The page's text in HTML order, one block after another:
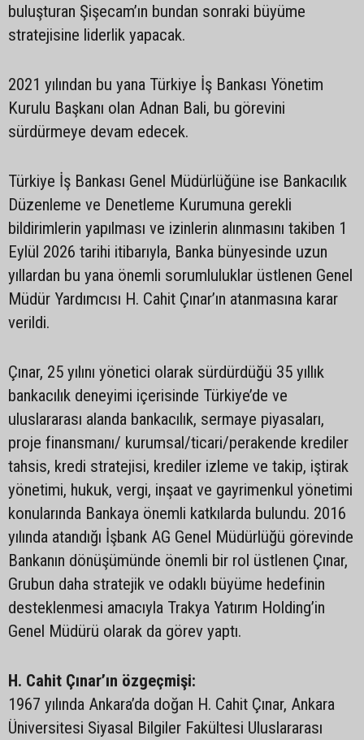
buluşturan Şişecam’ın bundan sonraki büyüme
stratejisine liderlik yapacak.
2021 yılından bu yana Türkiye İş Bankası Yönetim
Kurulu Başkanı olan Adnan Bali, bu görevini
sürdürmeye devam edecek.
Türkiye İş Bankası Genel Müdürlüğüne ise Bankacılık
Düzenleme ve Denetleme Kurumuna gerekli
bildirimlerin yapılması ve izinlerin alınmasını takiben 1
Eylül 2026 tarihi itibarıyla, Banka bünyesinde uzun
yıllardan bu yana önemli sorumluluklar üstlenen Genel
Müdür Yardımcısı H. Cahit Çınar’ın atanmasına karar
verildi.
Çınar, 25 yılını yönetici olarak sürdürdüğü 35 yıllık
bankacılık deneyimi içerisinde Türkiye’de ve
uluslararası alanda bankacılık, sermaye piyasaları,
proje finansmanı/ kurumsal/ticari/perakende krediler
tahsis, kredi stratejisi, krediler izleme ve takip, iştirak
yönetimi, hukuk, vergi, inşaat ve gayrimenkul yönetimi
konularında Bankaya önemli katkılarda bulundu. 2016
yılında atandığı İşbank AG Genel Müdürlüğü görevinde
Bankanın dönüşümünde önemli bir rol üstlenen Çınar,
Grubun daha stratejik ve odaklı büyüme hedefinin
desteklenmesi amacıyla Trakya Yatırım Holding’in
Genel Müdürü olarak da görev yaptı.
H. Cahit Çınar’ın özgeçmişi:
1967 yılında Ankara’da doğan H. Cahit Çınar, Ankara
Üniversitesi Siyasal Bilgiler Fakültesi Uluslararası